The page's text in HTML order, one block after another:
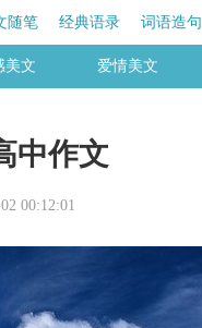
随笔 经典语录 词语造句
美文 爱情美文
中作文
00:12:01